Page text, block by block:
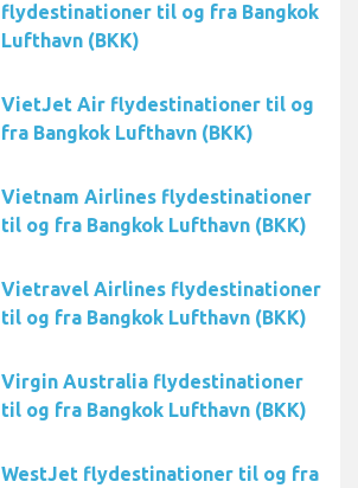
flydestinationer til og fra Bangkok
Lufthavn (BKK)
VietJet Air flydestinationer til og
fra Bangkok Lufthavn (BKK)
Vietnam Airlines flydestinationer
til og fra Bangkok Lufthavn (BKK)
Vietravel Airlines flydestinationer
til og fra Bangkok Lufthavn (BKK)
Virgin Australia flydestinationer
til og fra Bangkok Lufthavn (BKK)
WestJet flydestinationer til og fra